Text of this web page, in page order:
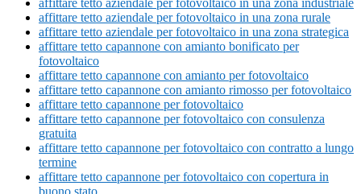
affittare tetto aziendale per fotovoltaico in una zona rurale
affittare tetto aziendale per fotovoltaico in una zona strategica
affittare tetto capannone con amianto bonificato per
fotovoltaico
affittare tetto capannone con amianto per fotovoltaico
affittare tetto capannone con amianto rimosso per fotovoltaico
affittare tetto capannone per fotovoltaico
affittare tetto capannone per fotovoltaico con consulenza
gratuita
affittare tetto capannone per fotovoltaico con contratto a lungo
termine
affittare tetto capannone per fotovoltaico con copertura in
buono stato